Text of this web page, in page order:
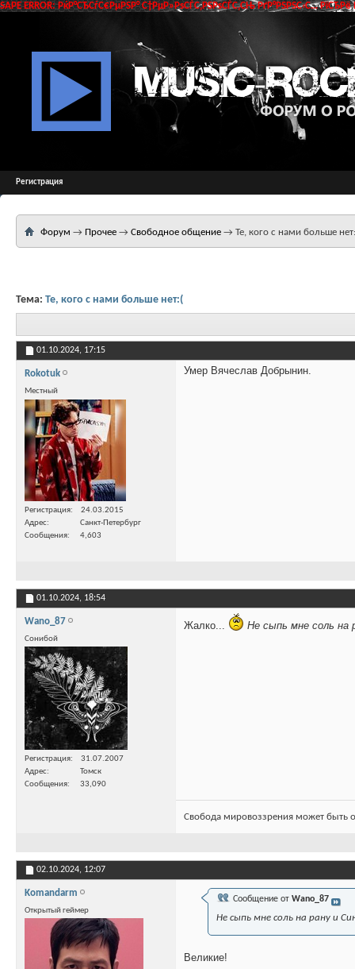
SAPE ERROR: РќР°СЂСѓС€РµРЅР° С†РµР»РѕСЃС‚РЅРѕСЃС‚СЊ РґР°РЅРЅС‹С…
Регистрация
Форум → Прочее → Свободное общение → Те, кого с нами больше
Тема: Те, кого с нами больше нет:(
01.10.2024, 17:15
Rokotuk
Местный
Регистрация
24.03.2015
Адрес
Санкт-Петербург
Сообщения
4,603
Умер Вячеслав Добрынин.
01.10.2024, 18:54
Wano_87
Сонибой
Регистрация
31.07.2007
Адрес
Томск
Сообщения
33,090
Жалко... Не сыпь мне соль на
Свобода мировоззрения может быть
02.10.2024, 12:07
Komandarm
Открытый геймер
Сообщение от Wano_87
Не сыпь мне соль на рану и
Великие!